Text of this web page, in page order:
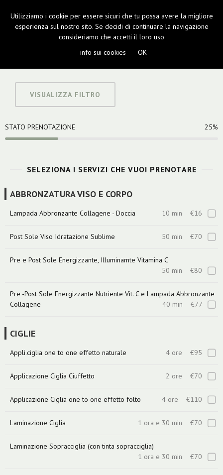
VISUALIZZA FILTRO
STATO PRENOTAZIONE 25%
SELEZIONA I SERVIZI CHE VUOI PRENOTARE
ABBRONZATURA VISO E CORPO
Lampada Abbronzante Collagene - Doccia 10 min €16
Post Sole Viso Idratazione Sublime 50 min €70
Pre e Post Sole Energizzante, Illuminamte Vitamina C
50 min €80
Pre -Post Sole Energizzante Nutriente Vit. C e Lampada Abbronzante
Collagene
40 min €77
CIGLIE
Appli.ciglia one to one effetto naturale 4 ore €95
Applicazione Ciglia Ciuffetto 2 ore €70
Applicazione Ciglia one to one effetto folto 4 ore €110
Laminazione Ciglia 1 ora e 30 min €70
Laminazione Sopracciglia (con tinta sopracciglia)
1 ora e 30 min €70
Utilizziamo i cookie per essere sicuri che tu possa avere la migliore
esperienza sul nostro sito. Se decidi di continuare la navigazione
consideriamo che accetti il loro uso
info sui cookies
OK